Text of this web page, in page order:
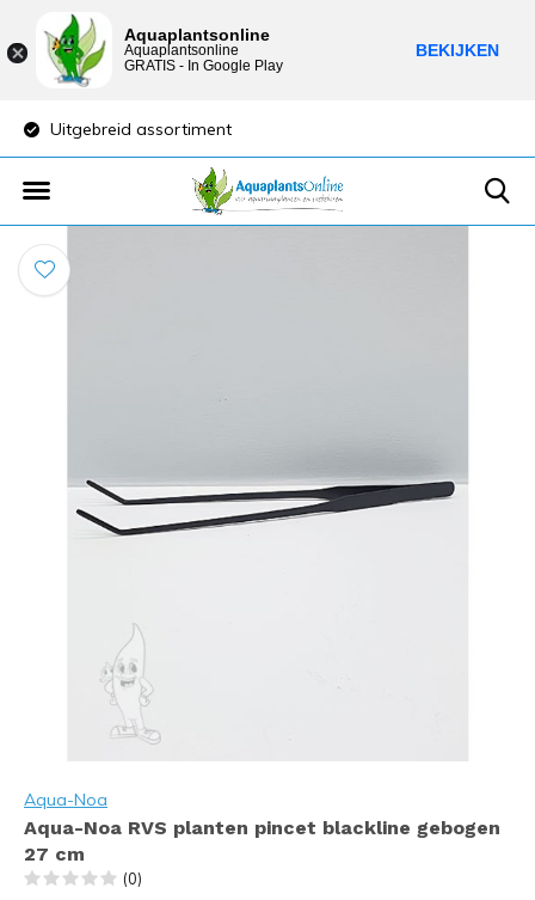
Uitgebreid assortiment
Aqua-Noa
Aqua-Noa RVS planten pincet blackline gebogen
27 cm
(0)
Aquaplantsonline
Aquaplantsonline
GRATIS - In Google Play
BEKIJKEN